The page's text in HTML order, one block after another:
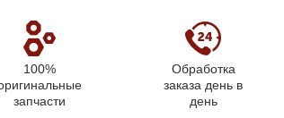
100%
запчасти
Обработка
заказа день в
день